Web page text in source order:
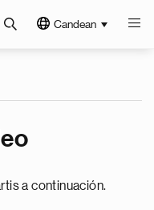
Candean
a continuación.